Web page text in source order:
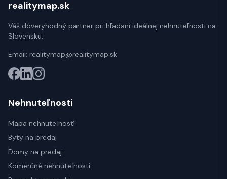
realitymap.sk
Váš dôveryhodný partner pri hľadaní ideálnej nehnuteľnosti na
Slovensku.
Email: realitymap@realitymap.sk
Nehnuteľnosti
Mapa nehnuteľností
Byty na predaj
Domy na predaj
Komerčné nehnuteľnosti